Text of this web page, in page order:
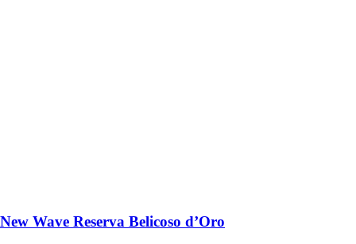
Wave Reserva Belicoso d’Oro